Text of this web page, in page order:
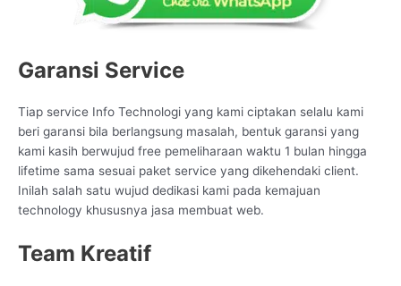
Garansi Service
Tiap service Info Technologi yang kami ciptakan selalu kami
beri garansi bila berlangsung masalah, bentuk garansi yang
kami kasih berwujud free pemeliharaan waktu 1 bulan hingga
lifetime sama sesuai paket service yang dikehendaki client.
Inilah salah satu wujud dedikasi kami pada kemajuan
technology khususnya jasa membuat web.
Team Kreatif